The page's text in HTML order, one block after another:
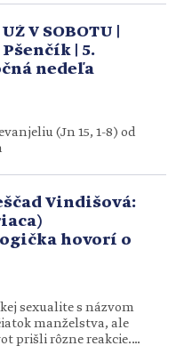
jeho pozitívny pohľad
aj ich miesto
v spoločnosti sa však
V SOBOTU |
| 5.
nedeľa
(Jn 15, 1-8) od
Vindišová:
hovorí o
sexualite s názvom
manželstva, ale
prišli rôzne reakcie.